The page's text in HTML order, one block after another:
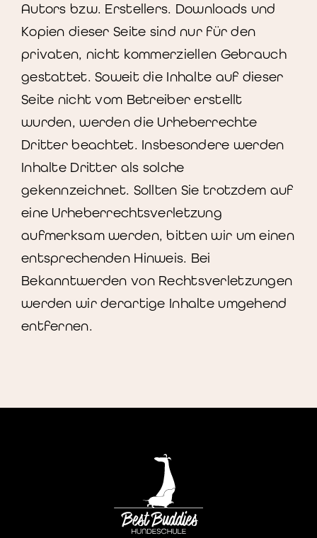
Autors bzw. Erstellers. Downloads und
Kopien dieser Seite sind nur für den
privaten, nicht kommerziellen Gebrauch
gestattet. Soweit die Inhalte auf dieser
Seite nicht vom Betreiber erstellt
wurden, werden die Urheberrechte
Dritter beachtet. Insbesondere werden
Inhalte Dritter als solche
gekennzeichnet. Sollten Sie trotzdem auf
eine Urheberrechtsverletzung
aufmerksam werden, bitten wir um einen
entsprechenden Hinweis. Bei
Bekanntwerden von Rechtsverletzungen
werden wir derartige Inhalte umgehend
entfernen.